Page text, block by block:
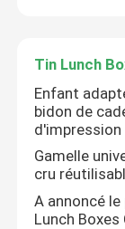
Tin Lunch
Enfant
bidon de
Gamelle
cru
A annoncé
Lunch